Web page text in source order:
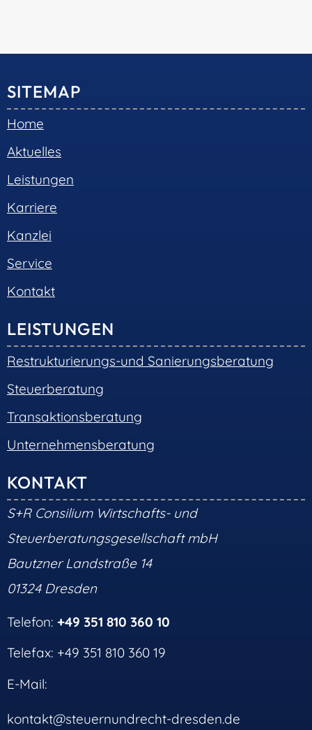
SITEMAP
Home
Aktuelles
Leistungen
Karriere
Kanzlei
Service
Kontakt
LEISTUNGEN
Restrukturierungs-und Sanierungsberatung
Steuerberatung
Transaktionsberatung
Unternehmensberatung
KONTAKT
S+R Consilium Wirtschafts- und
Steuerberatungsgesellschaft mbH
Bautzner Landstraße 14
01324 Dresden
Telefon: +49 351 810 360 10
Telefax: +49 351 810 360 19
E-Mail:
kontakt@steuernundrecht-dresden.de